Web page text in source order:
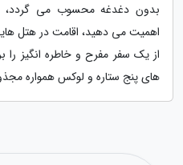
بدون دغدغه محسوب می گردد،
اهمیت می دهید، اقامت در هتل
از یک سفر مفرح و خاطره انگیز را
های پنج ستاره و لوکس همواره